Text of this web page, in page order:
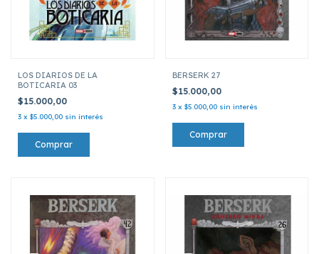
LOS DIARIOS DE LA
BOTICARIA 03
$15.000,00
3 x $5.000,00 sin interés
BERSERK 27
$15.000,00
3 x $5.000,00 sin interés